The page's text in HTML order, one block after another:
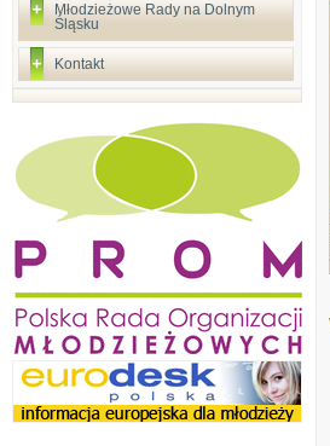
Młodzieżowe Rady na Dolnym
Śląsku
Kontakt